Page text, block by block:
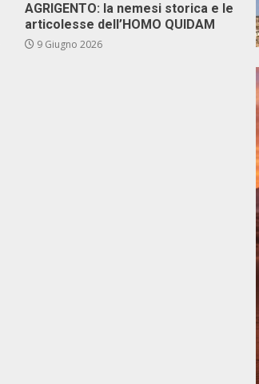
AGRIGENTO: la nemesi storica e le
articolesse dell’HOMO QUIDAM
9 Giugno 2026